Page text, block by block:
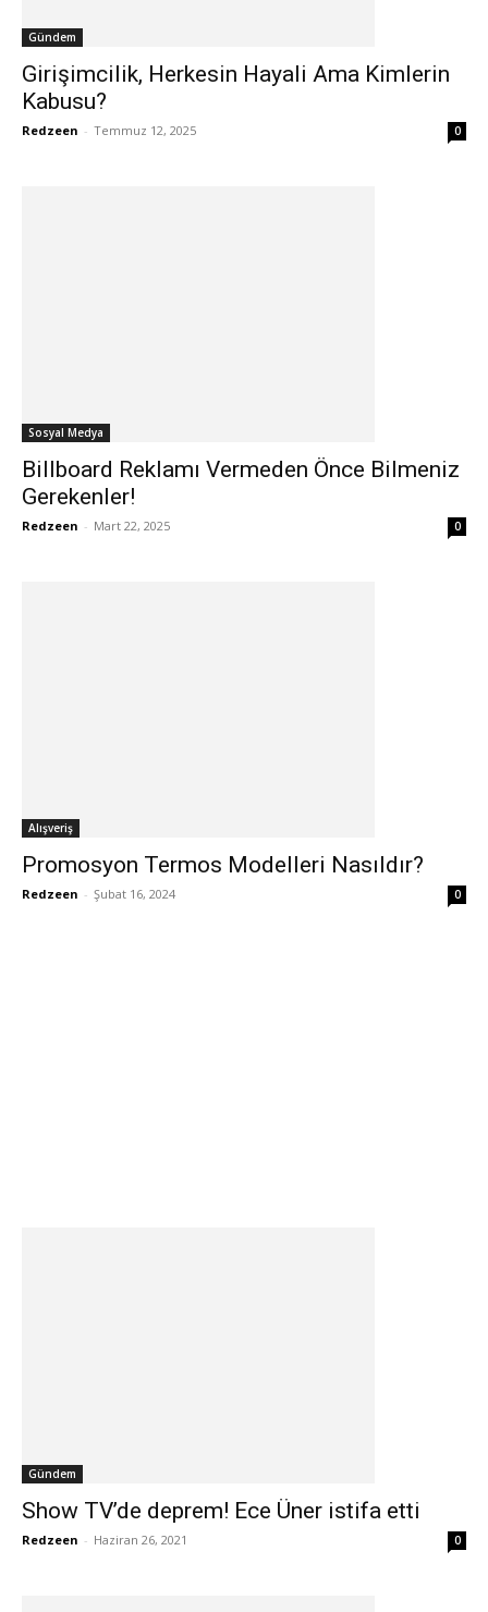
Gündem
Girişimcilik, Herkesin Hayali Ama Kimlerin
Kabusu?
Redzeen - Temmuz 12, 2025 0
Sosyal Medya
Billboard Reklamı Vermeden Önce Bilmeniz
Gerekenler!
Redzeen - Mart 22, 2025 0
Alışveriş
Promosyon Termos Modelleri Nasıldır?
Redzeen - Şubat 16, 2024 0
Gündem
Show TV’de deprem! Ece Üner istifa etti
Redzeen - Haziran 26, 2021 0